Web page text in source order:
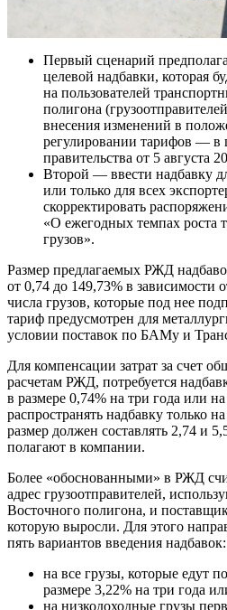
Первый сценарий
целевой надбавки, которая
на пользователей
полигона
внесения изменений в
регулировании тарифов — в
правительства от 5 августа
Второй — ввести надбавку
или только для всех
скорректировать
«О ежегодных темпах роста
грузов».
Размер предлагаемых РЖД
от 0,74 до 149,73% в зависимости
числа грузов, которые под нее
тариф предусмотрен для
условии поставок по БАМу и
Для компенсации затрат за счет
расчетам РЖД, потребуется
в размере 0,74% на три года или
распространять надбавку только
размер должен составлять 2,74 и
полагают в компании.
Более «обоснованными» в РЖД
адрес грузоотправителей,
Восточного полигона, и
которую выросли. Для этого
пять вариантов введения надбавок:
на все грузы, которые едут
размере 3,22% на три года
на низкодоходные грузы